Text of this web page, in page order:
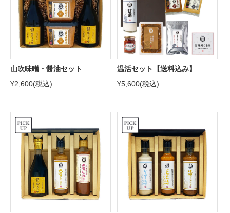
山吹味噌・醤油セット
¥2,600(税込)
温活セット【送料込み】
¥5,600(税込)